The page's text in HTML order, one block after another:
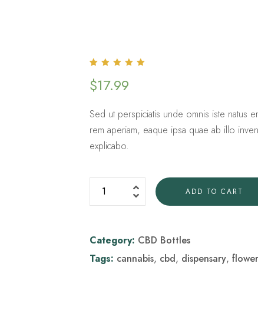
Rated
of 5 based
1
$17.99
Sed ut perspiciatis unde omnis iste natus
rem aperiam, eaque ipsa quae ab illo
explicabo.
ADD TO CART
Category: CBD Bottles
Tags: cannabis, cbd, dispensary,